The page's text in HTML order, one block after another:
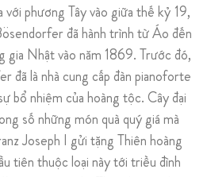
phương Tây vào giữa thế kỷ 19,
đã hành trình từ Áo đến
gia Nhật vào năm 1869. Trước đó,
đã là nhà cung cấp đàn pianoforte
bổ nhiệm của hoàng tộc. Cây đại
số những món quà quý giá mà
Joseph I gửi tặng Thiên hoàng
tiên thuộc loại này tới triều đình